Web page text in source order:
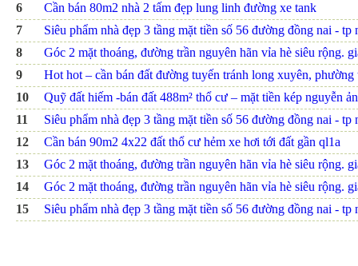
6
Cần bán 80m2 nhà 2 tấm đẹp lung linh đường xe tank
7
Siêu phẩm nhà đẹp 3 tầng mặt tiền số 56 đường đồng nai - tp
8
Góc 2 mặt thoáng, đường trần nguyên hãn vỉa hè siêu rộng.
9
Hot hot – cần bán đất đường tuyến tránh long xuyên, phường
10
Quỹ đất hiếm -bán đất 488m² thổ cư – mặt tiền kép nguyễn
11
Siêu phẩm nhà đẹp 3 tầng mặt tiền số 56 đường đồng nai - tp
12
Cần bán 90m2 4x22 đất thổ cư hẻm xe hơi tới đất gần ql1a
13
Góc 2 mặt thoáng, đường trần nguyên hãn vỉa hè siêu rộng.
14
Góc 2 mặt thoáng, đường trần nguyên hãn vỉa hè siêu rộng.
15
Siêu phẩm nhà đẹp 3 tầng mặt tiền số 56 đường đồng nai - tp